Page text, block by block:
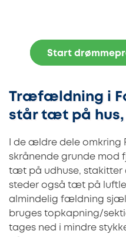
Start
Træfældning i
står tæt på hus,
I de ældre dele
skrånende grunde mod
tæt på udhuse, stakitter
steder også tæt på
almindelig fældning
bruges topkapning/
tages ned i mindre